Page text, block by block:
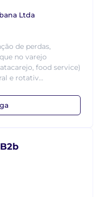
Ltda
de perdas,
no varejo
food service)
e rotativ...